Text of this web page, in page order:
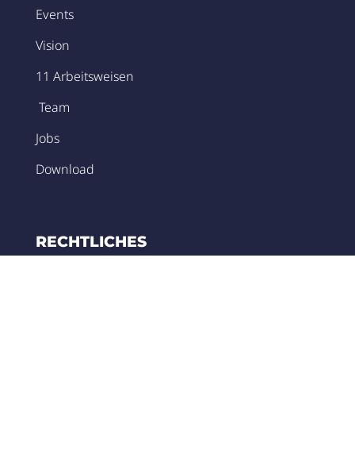
Events
Vision
11 Arbeitsweisen
Team
Jobs
Download
RECHTLICHES